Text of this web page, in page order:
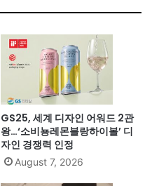
GS25, 세계 디자인 어워드 2관
왕…‘소비뇽레몬블랑하이볼’ 디
자인 경쟁력 인정
August 7, 2026